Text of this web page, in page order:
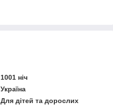
1001 ніч
Україна
Для дітей та дорослих